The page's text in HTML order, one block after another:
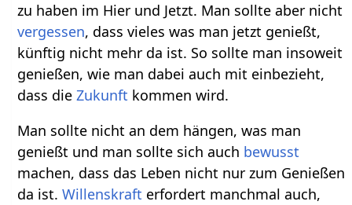
zu haben im Hier und Jetzt. Man sollte aber nicht
vergessen, dass vieles was man jetzt genießt,
künftig nicht mehr da ist. So sollte man insoweit
genießen, wie man dabei auch mit einbezieht,
dass dieZukunft kommen wird.
Man sollte nicht an dem hängen, was man
genießt und man sollte sich auch bewusst
machen, dass das Leben nicht nur zum Genießen
da ist.Willenskraft erfordert manchmal auch,